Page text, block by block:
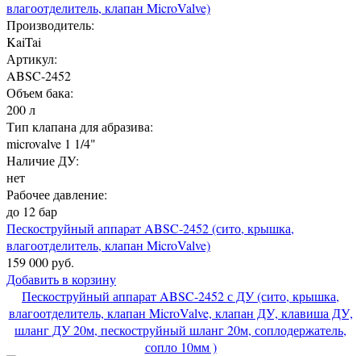
Производитель:
KaiTai
Артикул:
ABSC-2452
Объем бака:
200 л
Тип клапана для абразива:
microvalve 1 1/4"
Наличие ДУ:
нет
Рабочее давление:
до 12 бар
Пескоструйный аппарат ABSC-2452 (сито, крышка,
влагоотделитель, клапан MicroValve)
159 000 руб.
Добавить в корзину
Пескоструйный аппарат ABSC-2452 с ДУ (сито, крышка,
влагоотделитель, клапан MicroValve, клапан ДУ, клавиша ДУ,
шланг ДУ 20м, пескоструйный шланг 20м, соплодержатель,
сопло 10мм )